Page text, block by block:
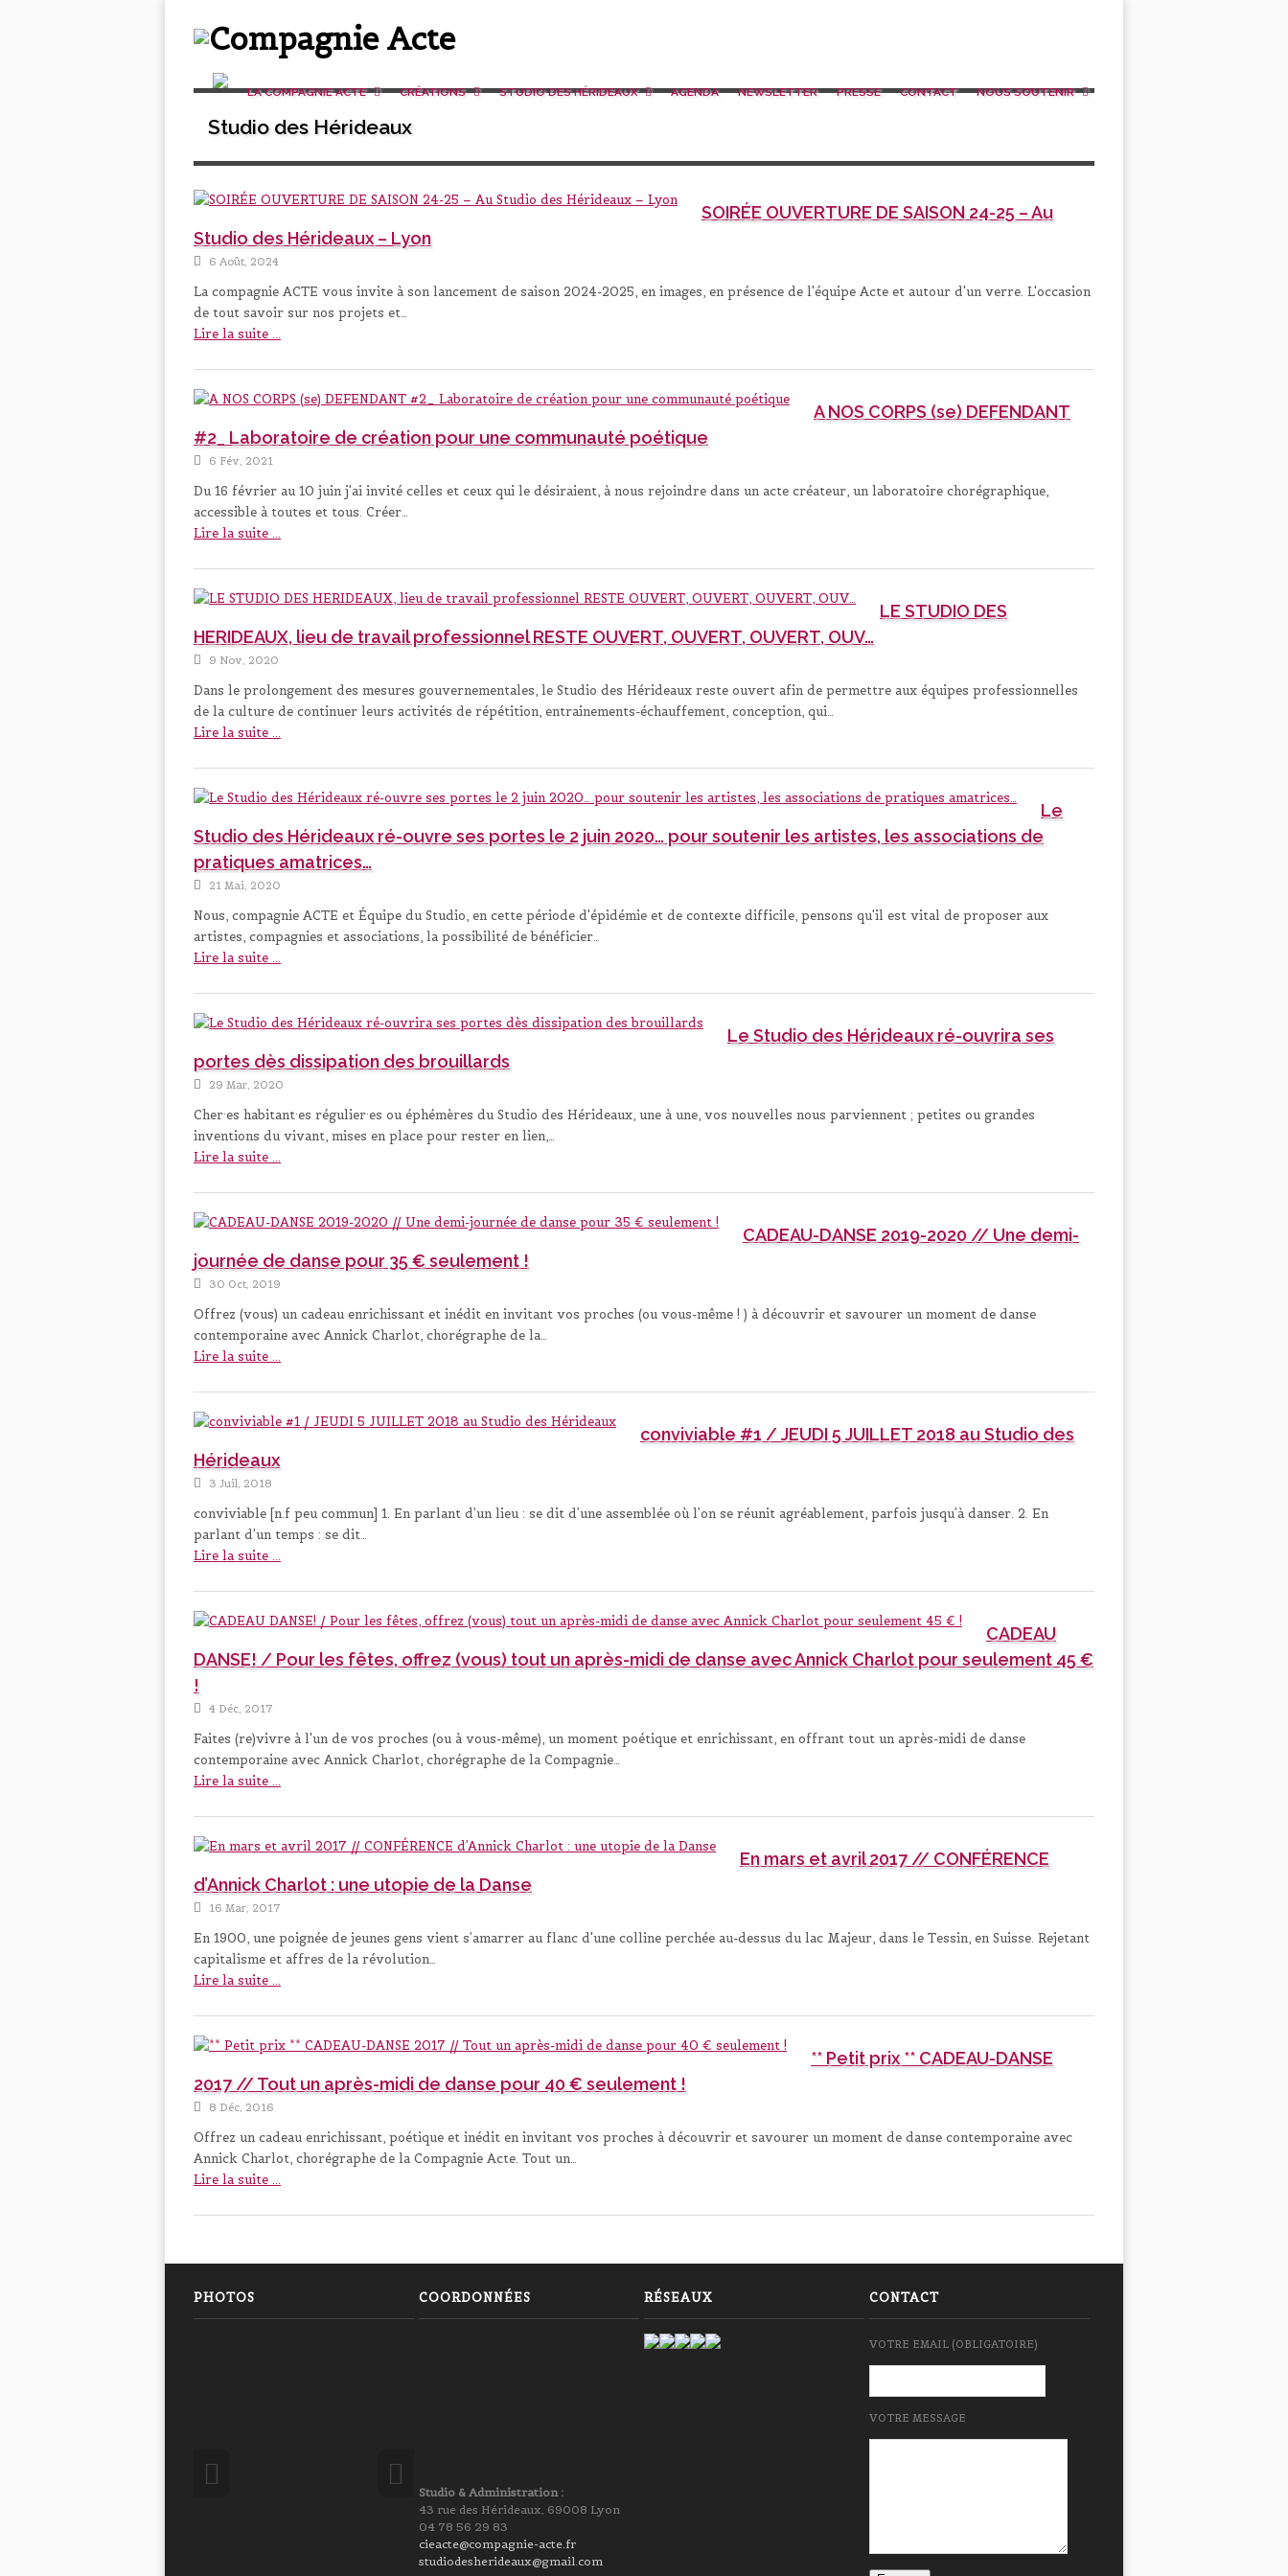
LA COMPAGNIE ACTE CRÉATIONS STUDIO DES HÉRIDEAUX AGENDA NEWSLETTER PRESSE CONTACT NOUS SOUTENIR
Studio des Hérideaux
SOIRÉE OUVERTURE DE SAISON 24-25 – Au
Studio des Hérideaux – Lyon
6 Août, 2024
La compagnie ACTE vous invite à son lancement de saison 2024-2025, en images, en présence de l'équipe Acte et autour d'un verre. L'occasion
de tout savoir sur nos projets et…
Lire la suite ...
A NOS CORPS (se) DEFENDANT
#2_ Laboratoire de création pour une communauté poétique
6 Fév, 2021
Du 16 février au 10 juin j'ai invité celles et ceux qui le désiraient, à nous rejoindre dans un acte créateur, un laboratoire chorégraphique,
accessible à toutes et tous. Créer…
Lire la suite ...
LE STUDIO DES
HERIDEAUX, lieu de travail professionnel RESTE OUVERT, OUVERT, OUVERT, OUV…
9 Nov, 2020
Dans le prolongement des mesures gouvernementales, le Studio des Hérideaux reste ouvert afin de permettre aux équipes professionnelles
de la culture de continuer leurs activités de répétition, entrainements-échauffement, conception, qui…
Lire la suite ...
Le
Studio des Hérideaux ré-ouvre ses portes le 2 juin 2020… pour soutenir les artistes, les associations de
pratiques amatrices…
21 Mai, 2020
Nous, compagnie ACTE et Équipe du Studio, en cette période d'épidémie et de contexte difficile, pensons qu'il est vital de proposer aux
artistes, compagnies et associations, la possibilité de bénéficier…
Lire la suite ...
Le Studio des Hérideaux ré-ouvrira ses
portes dès dissipation des brouillards
29 Mar, 2020
Cher·es habitant·es régulier·es ou éphémères du Studio des Hérideaux, une à une, vos nouvelles nous parviennent ; petites ou grandes
inventions du vivant, mises en place pour rester en lien,…
Lire la suite ...
CADEAU-DANSE 2019-2020 // Une demi-
journée de danse pour 35 € seulement !
30 Oct, 2019
Offrez (vous) un cadeau enrichissant et inédit en invitant vos proches (ou vous-même ! ) à découvrir et savourer un moment de danse
contemporaine avec Annick Charlot, chorégraphe de la…
Lire la suite ...
conviviable #1 / JEUDI 5 JUILLET 2018 au Studio des
Hérideaux
3 Juil, 2018
conviviable [n.f peu commun] 1. En parlant d’un lieu : se dit d’une assemblée où l’on se réunit agréablement, parfois jusqu’à danser. 2. En
parlant d’un temps : se dit…
Lire la suite ...
CADEAU
DANSE! / Pour les fêtes, offrez (vous) tout un après-midi de danse avec Annick Charlot pour seulement 45 €
!
4 Déc, 2017
Faites (re)vivre à l'un de vos proches (ou à vous-même), un moment poétique et enrichissant, en offrant tout un après-midi de danse
contemporaine avec Annick Charlot, chorégraphe de la Compagnie…
Lire la suite ...
En mars et avril 2017 // CONFÉRENCE
d’Annick Charlot : une utopie de la Danse
16 Mar, 2017
En 1900, une poignée de jeunes gens vient s’amarrer au flanc d'une colline perchée au-dessus du lac Majeur, dans le Tessin, en Suisse. Rejetant
capitalisme et affres de la révolution…
Lire la suite ...
** Petit prix ** CADEAU-DANSE
2017 // Tout un après-midi de danse pour 40 € seulement !
8 Déc, 2016
Offrez un cadeau enrichissant, poétique et inédit en invitant vos proches à découvrir et savourer un moment de danse contemporaine avec
Annick Charlot, chorégraphe de la Compagnie Acte. Tout un…
Lire la suite ...
PHOTOS COORDONNÉES
Studio & Administration :
43 rue des Hérideaux, 69008 Lyon
04 78 56 29 83
cieacte@compagnie-acte.fr
studiodesherideaux@gmail.com
RÉSEAUX CONTACT
VOTRE EMAIL (OBLIGATOIRE)
VOTRE MESSAGE